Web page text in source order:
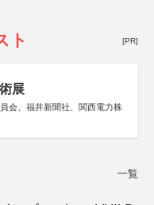
ト [PR]
展
会、福井新聞社、関西電力株
一覧